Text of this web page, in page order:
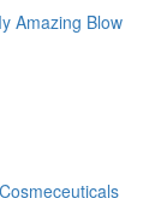
Amazing Blow